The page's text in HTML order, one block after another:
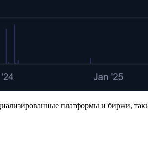
платформы и биржи,